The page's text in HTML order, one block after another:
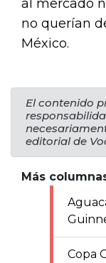
al mercado
no querían
México.
El contenido
editorial de
Más
Copa